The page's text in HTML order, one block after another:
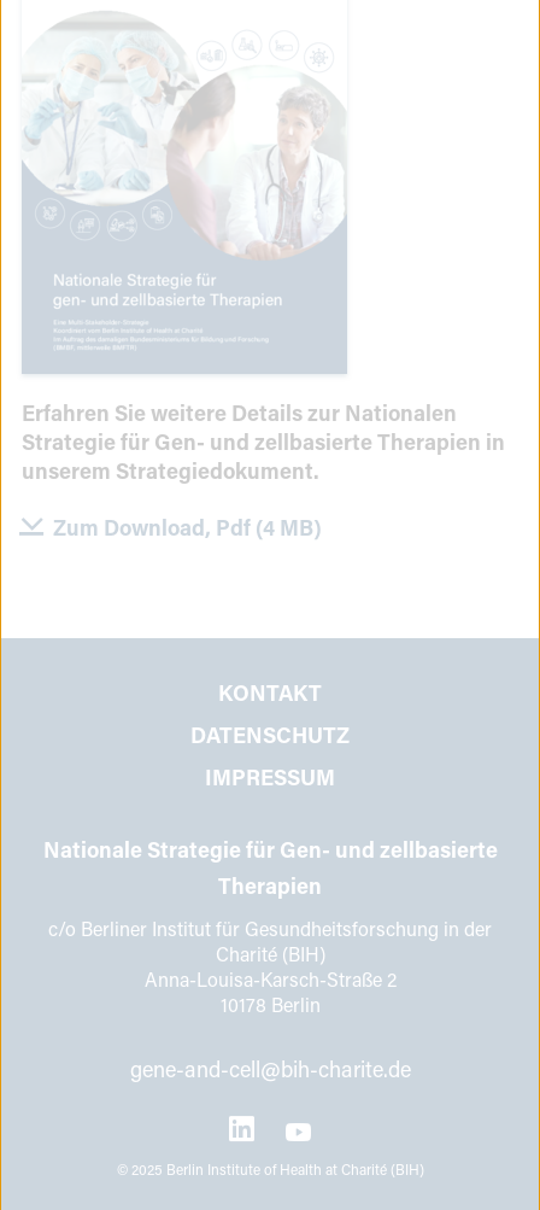
Erfahren Sie weitere Details zur Nationalen
Strategie für Gen- und zellbasierte Therapien in
unserem Strategiedokument.
Zum Download, Pdf (4 MB)
KONTAKT
DATENSCHUTZ
IMPRESSUM
Nationale Strategie für Gen- und zellbasierte
Therapien
c/o Berliner Institut für Gesundheitsforschung in der
Charité (BIH)
Anna-Louisa-Karsch-Straße 2
10178 Berlin
gene-and-cell@bih-charite.de
© ‎2025 Berlin Institute of Health at Charité (BIH)